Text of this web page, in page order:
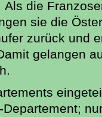
die
sie die
zurück und
gelangen